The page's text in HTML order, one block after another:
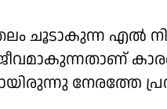
ചൂടാകുന്ന എൽ
നേരത്തേ